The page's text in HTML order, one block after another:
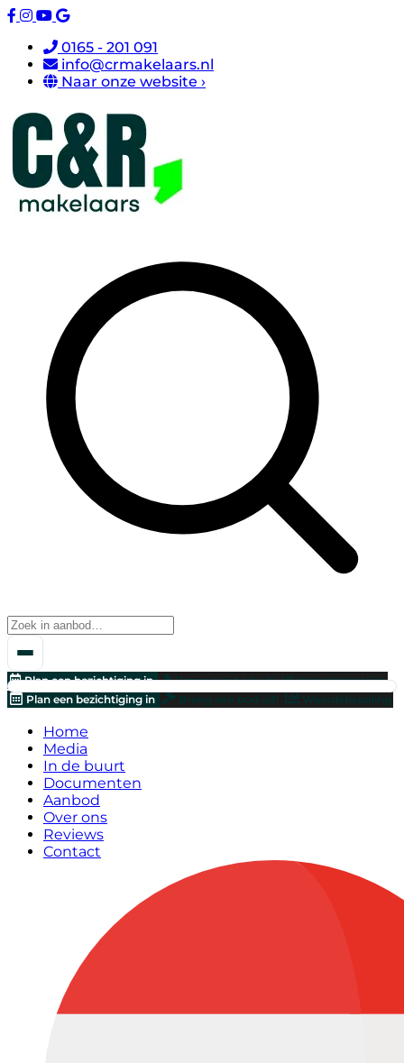
0165 - 201 091
info@crmakelaars.nl
Naar onze website ›
Plan een bezichtiging in Breng een bod uit!
Waardebepaling
Plan een bezichtiging in
Breng een bod uit! Waardebepaling
Home
Media
In de buurt
Documenten
Aanbod
Over ons
Reviews
Contact